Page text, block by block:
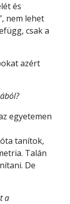
és
nem lehet
csak a
azért
egyetemen
tanítok,
Talán
De
a